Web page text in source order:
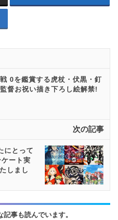
0を鑑賞する虎杖・伏黒・釘
督お祝い描き下ろし絵解禁!
次の記事
にとって
ート実
しまし
事も読んでいます。